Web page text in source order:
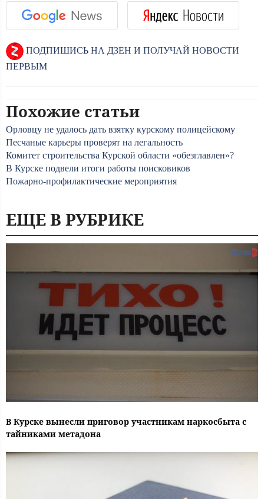
ПОДПИШИСЬ НА ДЗЕН И ПОЛУЧАЙ НОВОСТИ
ПЕРВЫМ
Похожие статьи
Орловцу не удалось дать взятку курскому полицейскому
Песчаные карьеры проверят на легальность
Комитет строительства Курской области «обезглавлен»?
В Курске подвели итоги работы поисковиков
Пожарно-профилактические мероприятия
ЕЩЕ В РУБРИКЕ
В Курске вынесли приговор участникам наркосбыта с
тайниками метадона